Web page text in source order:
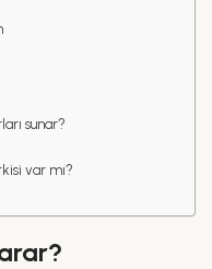
sunar?
var mı?